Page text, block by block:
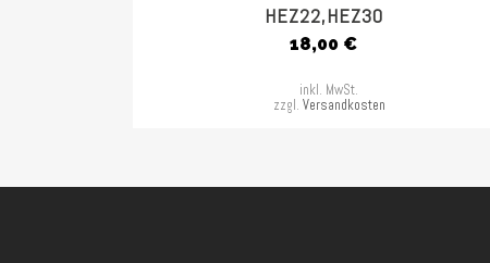
HEZ22,HEZ30
18,00 €
inkl. MwSt.
zzgl. Versandkosten